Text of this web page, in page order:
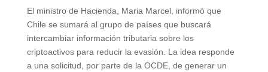
El ministro de Hacienda, Maria Marcel, informó que
Chile se sumará al grupo de países que buscará
intercambiar información tributaria sobre los
criptoactivos para reducir la evasión. La idea responde
a una solicitud, por parte de la OCDE, de generar un